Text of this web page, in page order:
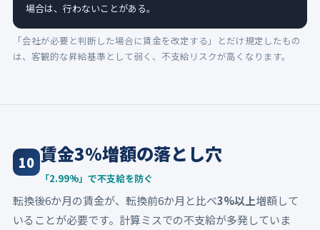
場合は、行わないことがある。
「会社が必要と判断した場合に賃金を改定する」とだけ規定したもの
は、客観的な昇給基準として弱く、不支給リスクが高くなります。
10 賃金3%増額の落とし穴
「2.99%」で不支給を防ぐ
転換後6か月の賃金が、転換前6か月と比べ3%以上増額して
いることが必要です。計算ミスでの不支給が多発していま